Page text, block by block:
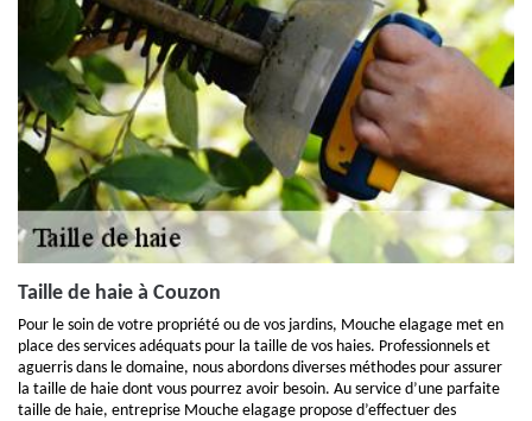
Taille de haie à Couzon
Pour le soin de votre propriété ou de vos jardins, Mouche elagage met en
place des services adéquats pour la taille de vos haies. Professionnels et
aguerris dans le domaine, nous abordons diverses méthodes pour assurer
la taille de haie dont vous pourrez avoir besoin. Au service d’une parfaite
taille de haie, entreprise Mouche elagage propose d’effectuer des